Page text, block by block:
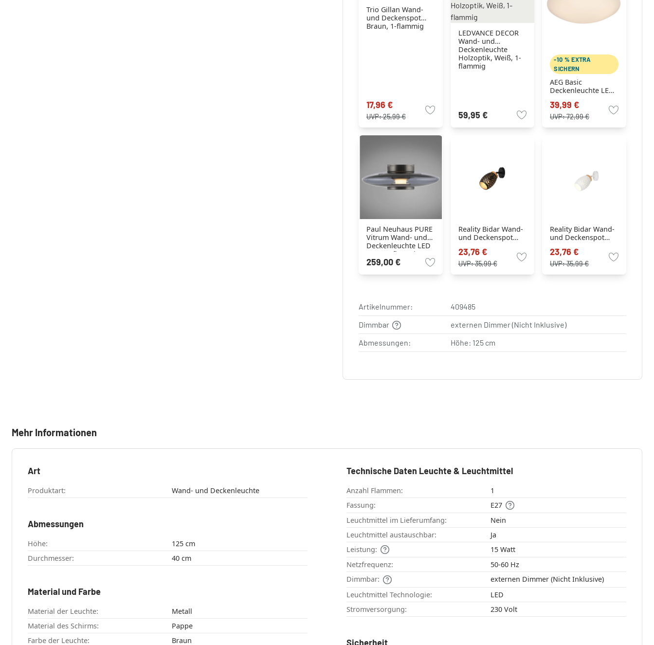
Trio Gillan Wand-
und Deckenspot
Braun, 1-flammig
17,96 €
UVP:25,99 €
LEDVANCE DECOR
Wand- und
Deckenleuchte
Holzoptik, Weiß, 1-
flammig
59,95 €
-10 % EXTRA
SICHERN
AEG Basic
Deckenleuchte LED
39,99 €
UVP:72,99 €
Paul Neuhaus PURE
Vitrum Wand- und
Deckenleuchte LED
Grau, 1-flammig
259,00 €
Reality Bidar Wand-
und Deckenspot
flammig
23,76 €
UVP:35,99 €
Reality Bidar Wand-
und Deckenspot
23,76 €
UVP:35,99 €
Artikelnummer:
409485
Dimmbar
externen Dimmer (Nicht Inklusive)
Abmessungen:
Höhe: 125 cm
Mehr Informationen
Art
Produktart: Wand- und Deckenleuchte
Abmessungen
Höhe:
125 cm
Durchmesser:
40 cm
Material und Farbe
Material der Leuchte:
Metall
Material des Schirms:
Pappe
Farbe der Leuchte:
Braun
Technische Daten Leuchte & Leuchtmittel
Anzahl Flammen:
1
Fassung:
E27
Leuchtmittel im Lieferumfang:
Nein
Leuchtmittel austauschbar:
Ja
Leistung:
15 Watt
Netzfrequenz:
50-60 Hz
Dimmbar:
externen Dimmer (Nicht Inklusive)
Leuchtmittel Technologie:
LED
Stromversorgung:
230 Volt
Sicherheit